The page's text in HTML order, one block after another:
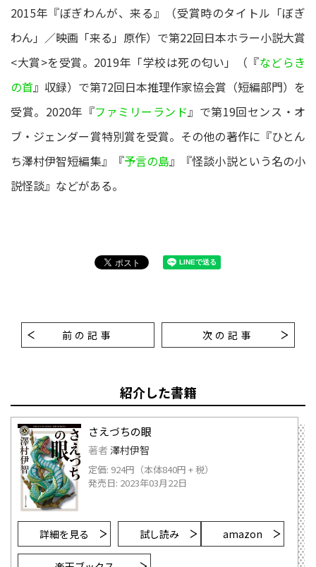
2015年『ぼぎわんが、来る』（受賞時のタイトル「ぼぎ
わん」／映画「来る」原作）で第22回日本ホラー小説大賞
<大賞>を受賞。2019年「学校は死の匂い」（『などらき
の首』収録）で第72回日本推理作家協会賞（短編部門）を
受賞。2020年『ファミリーランド』で第19回センス・オ
ブ・ジェンダー賞特別賞を受賞。その他の著作に『ひとん
ち澤村伊智短編集』『予言の島』『怪談小説という名の小
説怪談』などがある。
前の記事 次の記事
紹介した書籍
さえづちの眼
著者 澤村伊智
定価: 924円（本体840円 + 税）
発売日: 2023年03月22日
詳細を見る 試し読み amazon